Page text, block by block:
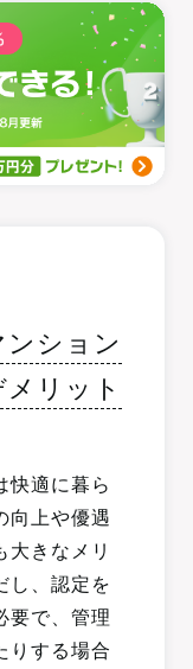
ンション
リット
快適に暮ら
向上や優遇
大きなメリ
し、認定を
要で、管理
りする場合